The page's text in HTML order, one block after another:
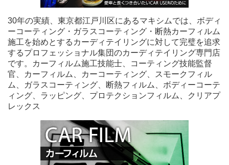
30年の実績、東京都江戸川区にあるマキシムでは、ボディ
ーコーティング・ガラスコーティング・断熱カーフィルム
施工を始めとするカーディテイリングに対して完璧を追求
するプロフェッショナル集団のカーディテイリング専門店
です。カーフィルム施工技能士、コーティング技能監督
官、カーフィルム、カーコーティング、スモークフィル
ム、ガラスコーティング、断熱フィルム、ボディーコーテ
ィング、ラッピング、プロテクションフィルム、クリアプ
レックス